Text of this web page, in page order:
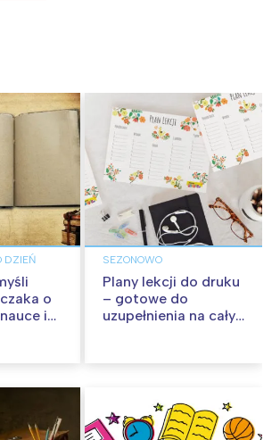
DZIEŃ
o
i
SEZONOWO
Plany lekcji do druku
– gotowe do
uzupełnienia na cały